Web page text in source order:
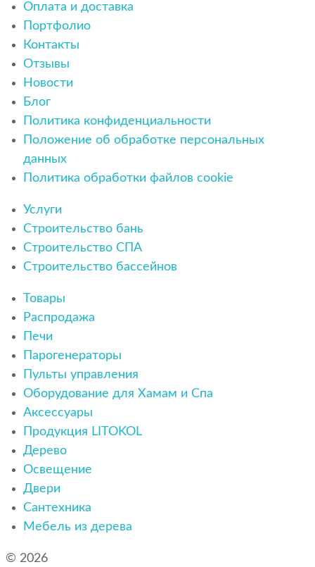
Оплата и доставка
Портфолио
Контакты
Отзывы
Новости
Блог
Политика конфиденциальности
Положение об обработке персональных
данных
Политика обработки файлов cookie
Услуги
Строительство бань
Строительство СПА
Строительство бассейнов
Товары
Распродажа
Печи
Парогенераторы
Пульты управления
Оборудование для Хамам и Спа
Аксессуары
Продукция LITOKOL
Дерево
Освещение
Двери
Сантехника
Мебель из дерева
© 2026